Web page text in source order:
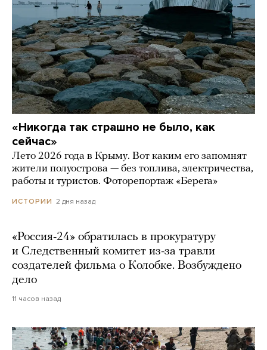
«Никогда так страшно не было, как
сейчас»
Лето 2026 года в Крыму. Вот каким его запомнят
жители полуострова — без топлива, электричества,
работы и туристов. Фоторепортаж «Берега»
ИСТОРИИ 2 дня назад
«Россия-24» обратилась в прокуратуру
и Следственный комитет из-за травли
создателей фильма о Колобке. Возбуждено
дело
11 часов назад